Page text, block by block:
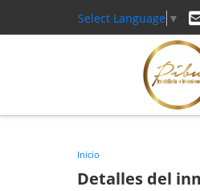
Select Language ▼
Inicio
Detalles del